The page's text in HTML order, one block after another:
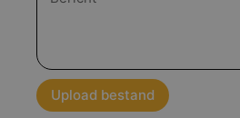
Upload bestand